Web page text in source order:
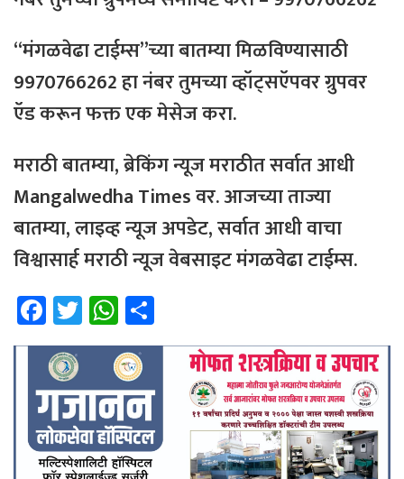
“मंगळवेढा टाईम्स”च्या बातम्या मिळविण्यासाठी
9970766262 हा नंबर तुमच्या व्हॉट्सऍपवर ग्रुपवर
ऍड करून फक्त एक मेसेज करा.
मराठी बातम्या, ब्रेकिंग न्यूज मराठीत सर्वात आधी
Mangalwedha Times वर. आजच्या ताज्या
बातम्या, लाइव्ह न्यूज अपडेट, सर्वात आधी वाचा
विश्वासार्ह मराठी न्यूज वेबसाइट मंगळवेढा टाईम्स.
Fa
ce
b
o
ok
T
wi
er
W
h
at
sA
p
p
ar